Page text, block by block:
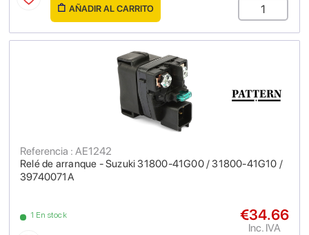
AÑADIR AL CARRITO
Relé de arranque - Suzuki 31800-41G00 / 31800-41G10 /
39740071A
Referencia : AE1242
1 En stock €34.66
Inc. IVA